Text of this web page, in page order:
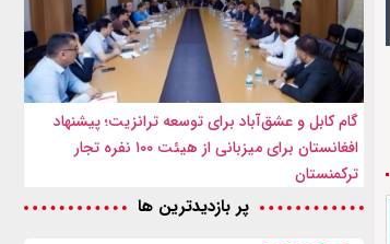
گام کابل و عشق‌آباد برای توسعه ترانزیت؛ پیشنهاد
افغانستان برای میزبانی از هیئت ۱۰۰ نفره تجار
ترکمنستان
پر بازدیدترین ها